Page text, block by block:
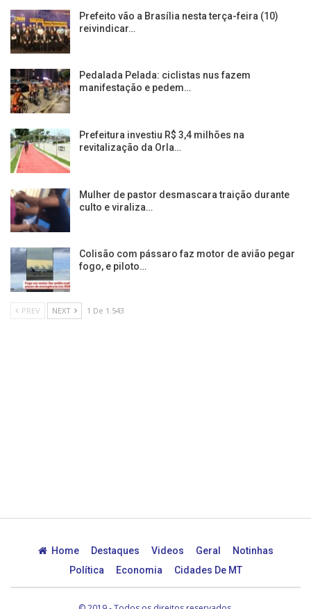
Prefeito vão a Brasília nesta terça-feira (10)
reivindicar…
Pedalada Pelada: ciclistas nus fazem
manifestação e pedem…
Prefeitura investiu R$ 3,4 milhões na
revitalização da Orla…
Mulher de pastor desmascara traição durante
culto e viraliza…
Colisão com pássaro faz motor de avião pegar
fogo, e piloto…
PREV NEXT 1 De 1.543
Home Destaques Videos Geral
Notinhas
Política
Economia Cidades De MT